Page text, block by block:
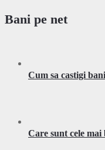
Bani pe net
Cum sa castigi
Care sunt cele